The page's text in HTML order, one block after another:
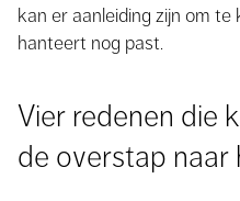
kan er aanleiding zijn om
hanteert nog past.
Vier redenen die
de overstap naar